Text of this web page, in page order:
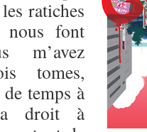
ratiches
font
m’avez
tomes,
temps à
droit à